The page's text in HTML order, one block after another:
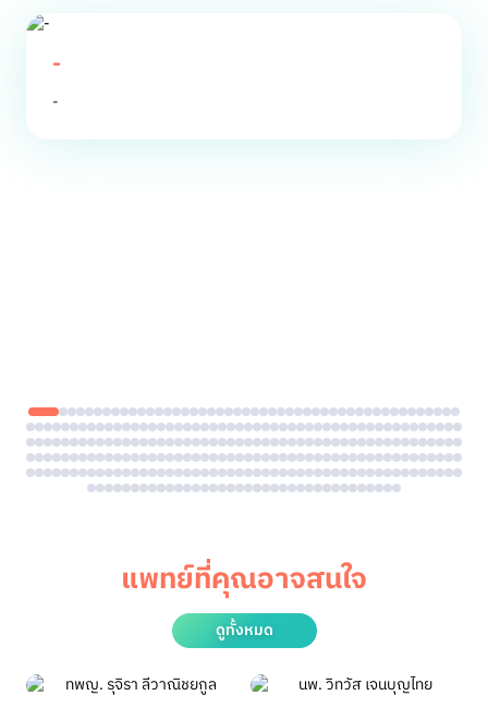
-
-
แพทย์ที่คุณอาจสนใจ
ดูทั้งหมด